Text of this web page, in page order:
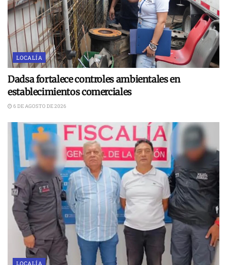
LOCALÍA
Dadsa fortalece controles ambientales en
establecimientos comerciales
6 DE AGOSTO DE 2026
LOCALÍA